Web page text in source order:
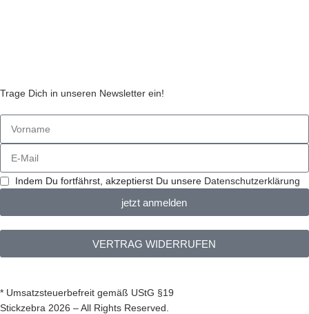
Trage Dich in unseren Newsletter ein!
Indem Du fortfährst, akzeptierst Du unsere Datenschutzerklärung
jetzt anmelden
VERTRAG WIDERRUFEN
* Umsatzsteuerbefreit gemäß UStG §19
Stickzebra 2026 – All Rights Reserved.